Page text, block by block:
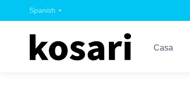
Spanish
Casa